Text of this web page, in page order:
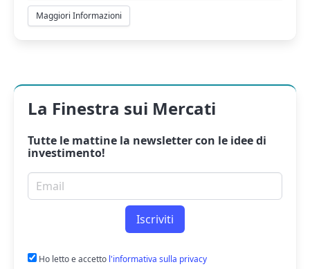
Maggiori Informazioni
La Finestra sui Mercati
Tutte le mattine la newslettercon le idee di
investimento!
Email per newsletter
Iscriviti
Ho letto e accetto l'informativa sulla privacy